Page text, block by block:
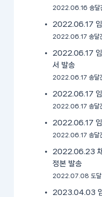
2022.06.16 송달
2022.06.17 임
2022.06.17 송달
2022.06.17 임
서 발송
2022.06.17 송달
2022.06.17 임
2022.06.17 송달
2022.06.17 임
2022.06.17 송달
2022.06.23 채
정본 발송
2022.07.08 도달
2023.04.03 임